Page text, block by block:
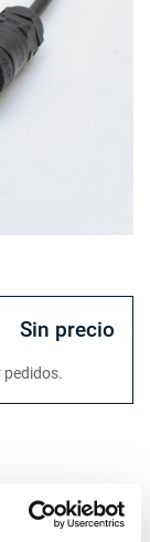
Sin precio
pedidos.